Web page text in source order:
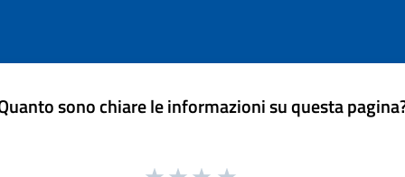
sono chiare le informazioni su questa